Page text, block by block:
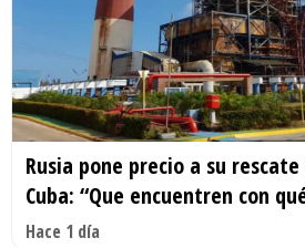
Rusia pone precio a su
Cuba: “Que encuentren con
Hace 1 día